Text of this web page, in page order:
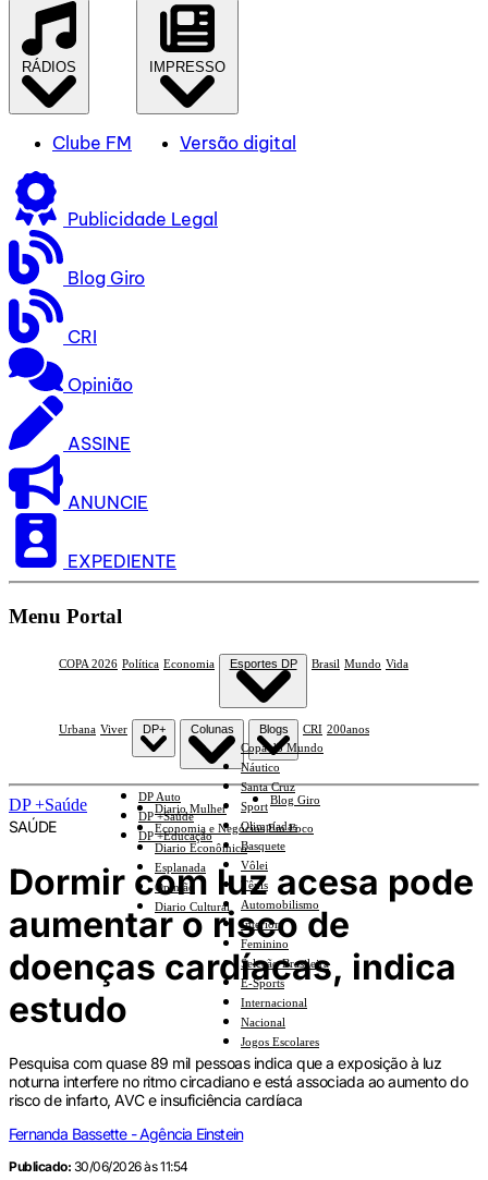
RÁDIOS
Clube FM
IMPRESSO
Versão digital
Publicidade Legal
Blog Giro
CRI
Opinião
ASSINE
ANUNCIE
EXPEDIENTE
Menu Portal
COPA 2026 Política Economia Esportes DP
Copa do Mundo
Náutico
Santa Cruz
Sport
Olimpíadas
Basquete
Vôlei
Tênis
Automobilismo
Interior
Feminino
Seleção Brasileira
E-Sports
Internacional
Nacional
Jogos Escolares
Brasil Mundo Vida
Urbana Viver DP+
DP Auto
DP +Saúde
DP +Educação
Colunas
Diario Mulher
Economia e Negócios Em Foco
Diario Econômico
Esplanada
Opinião
Diario Cultural
Blogs
Blog Giro
CRI 200anos
DP +Saúde
SAÚDE
Dormir com luz acesa pode
aumentar o risco de
doenças cardíacas, indica
estudo
Pesquisa com quase 89 mil pessoas indica que a exposição à luz
noturna interfere no ritmo circadiano e está associada ao aumento do
risco de infarto, AVC e insuficiência cardíaca
Fernanda Bassette - Agência Einstein
Publicado: 30/06/2026 às 11:54